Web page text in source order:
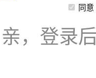
同意
亲，登录